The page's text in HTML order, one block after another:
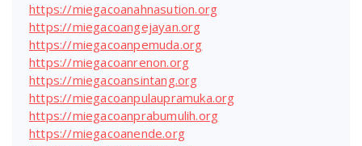
https://miegacoanahnasution.org
https://miegacoangejayan.org
https://miegacoanpemuda.org
https://miegacoanrenon.org
https://miegacoansintang.org
https://miegacoanpulaupramuka.org
https://miegacoanprabumulih.org
https://miegacoanende.org